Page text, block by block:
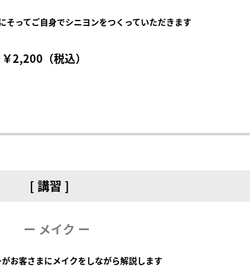
そってご自身でシニヨンをつくっていただきます
2,200（税込）
[ 講習 ]
ー メイク ー
お客さまにメイクをしながら解説します